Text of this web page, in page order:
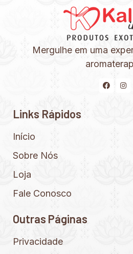
Mergulhe em uma
Links Rápidos
Início
Sobre Nós
Loja
Fale Conosco
Outras Páginas
Privacidade